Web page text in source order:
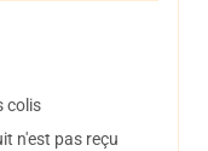
colis
n'est pas reçu